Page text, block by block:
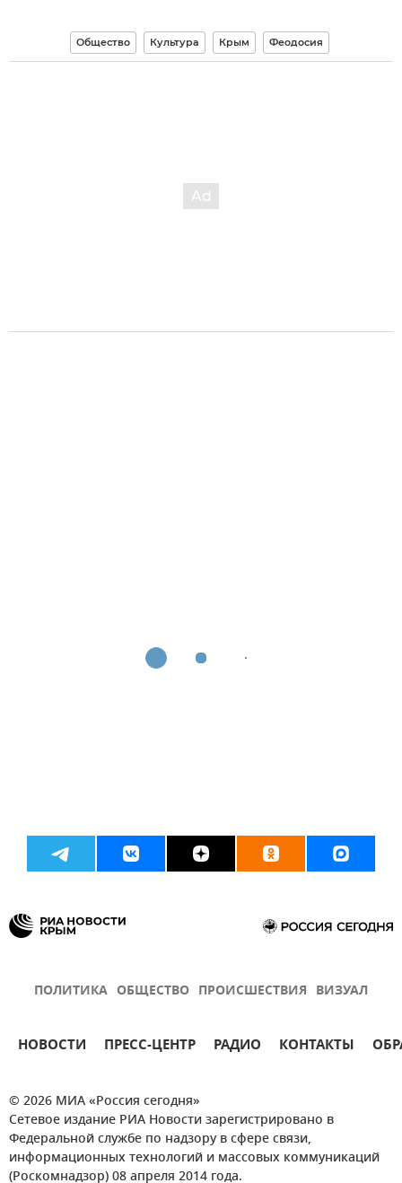
Общество Культура Крым Феодосия
ПОЛИТИКА ОБЩЕСТВО ПРОИСШЕСТВИЯ ВИЗУАЛ
НОВОСТИ ПРЕСС-ЦЕНТР РАДИО КОНТАКТЫ
© 2026 МИА «Россия сегодня»
Сетевое издание РИА Новости зарегистрировано в
Федеральной службе по надзору в сфере связи,
информационных технологий и массовых коммуникаций
(Роскомнадзор) 08 апреля 2014 года.